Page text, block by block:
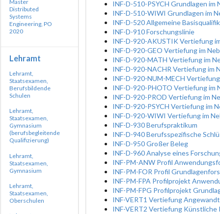
Master
Distributed
Systems
Engineering, PO
2020
Lehramt
Lehramt,
Staatsexamen,
Berufsbildende
Schulen
Lehramt,
Staatsexamen,
Gymnasium
(berufsbegleitende
Qualifizierung)
Lehramt,
Staatsexamen,
Gymnasium
Lehramt,
Staatsexamen,
Oberschulen
INF-D-510-PSYCH Grundlagen im
INF-D-510-WIWI Grundlagen im
INF-D-520 Allgemeine
INF-D-910 Forschungslinie
INF-D-920-AKUSTIK Vertiefung
INF-D-920-GEO Vertiefung im
INF-D-920-MATH Vertiefung im
INF-D-920-NACHR Vertiefung im
INF-D-920-NUM-MECH
INF-D-920-PHOTO Vertiefung im
INF-D-920-PROD Vertiefung im
INF-D-920-PSYCH Vertiefung im
INF-D-920-WIWI Vertiefung im
INF-D-930 Berufspraktikum
INF-D-940 Berufsspezifische
INF-D-950 Großer Beleg
INF-D-960 Analyse eines
INF-PM-ANW Profil
INF-PM-FOR Profil
INF-PM-FPA Profilprojekt
INF-PM-FPG Profilprojekt
INF-VERT1 Vertiefung
INF-VERT2 Vertiefung Künstliche